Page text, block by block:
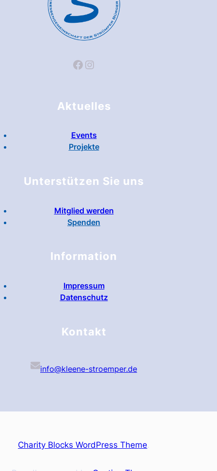
Facebook Instagram
Aktuelles
Events
Projekte
Unterstützen Sie uns
Mitglied werden
Spenden
Information
Impressum
Datenschutz
Kontakt
info@kleene-stroemper.de
Charity Blocks WordPress Theme.